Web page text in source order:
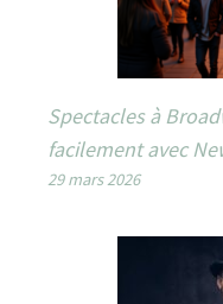
Spectacles à
facilement avec
29 mars 2026